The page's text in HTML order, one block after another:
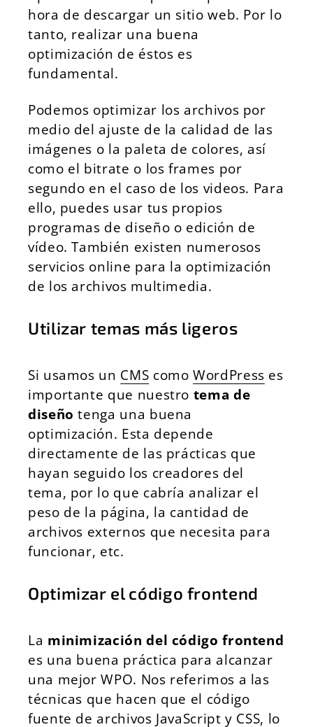
hora de descargar un sitio web. Por lo
tanto, realizar una buena
optimización de éstos es
fundamental.
Podemos optimizar los archivos por
medio del ajuste de la calidad de las
imágenes o la paleta de colores, así
como el bitrate o los frames por
segundo en el caso de los videos. Para
ello, puedes usar tus propios
programas de diseño o edición de
vídeo. También existen numerosos
servicios online para la optimización
de los archivos multimedia.
Utilizar temas más ligeros
Si usamos un CMS comoWordPress es
importante que nuestro tema de
diseño tenga una buena
optimización. Esta depende
directamente de las prácticas que
hayan seguido los creadores del
tema, por lo que cabría analizar el
peso de la página, la cantidad de
archivos externos que necesita para
funcionar, etc.
Optimizar el código frontend
La minimización del código frontend
es una buena práctica para alcanzar
una mejor WPO. Nos referimos a las
técnicas que hacen que el código
fuente de archivos JavaScript y CSS, lo